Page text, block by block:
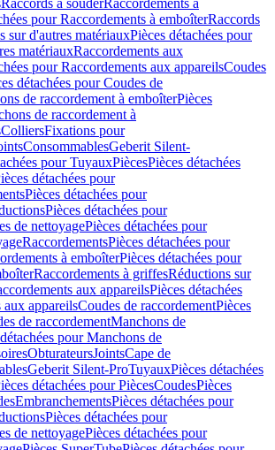
Raccords à souderRaccordements à
pour Raccordements à emboîterRaccords
sur d'autres matériauxPièces détachées pour
matériauxRaccordements aux
pour Raccordements aux appareilsCoudes
détachées pour Coudes de
de raccordement à emboîterPièces
de raccordement à
ColliersFixations pour
ConsommablesGeberit Silent-
pour TuyauxPiècesPièces détachées
détachées pour
Pièces détachées pour
Pièces détachées pour
de nettoyagePièces détachées pour
RaccordementsPièces détachées pour
à emboîterPièces détachées pour
Raccordements à griffesRéductions sur
aux appareilsPièces détachées
aux appareilsCoudes de raccordementPièces
de raccordementManchons de
pour Manchons de
ObturateursJointsCape de
Geberit Silent-ProTuyauxPièces détachées
détachées pour PiècesCoudesPièces
EmbranchementsPièces détachées pour
Pièces détachées pour
de nettoyagePièces détachées pour